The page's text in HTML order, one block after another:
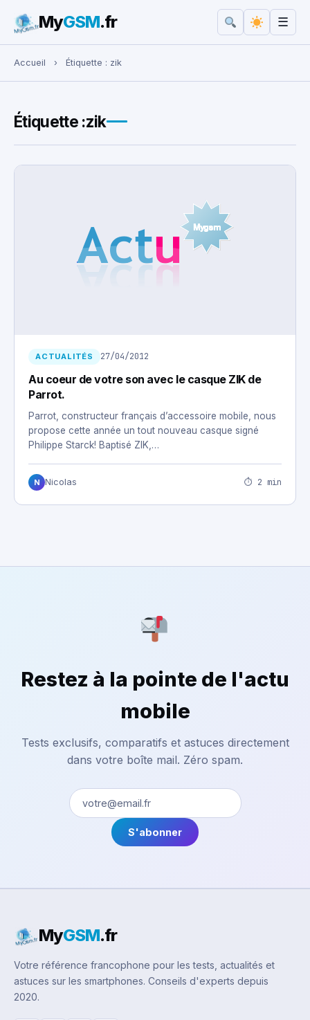
Rechercher :
MyGSM.fr ☰
Accueil › Étiquette : zik
Étiquette :zik
ACTUALITÉS 27/04/2012
Au coeur de votre son avec le casque ZIK de
Parrot.
Parrot, constructeur français d’accessoire mobile, nous
propose cette année un tout nouveau casque signé
Philippe Starck! Baptisé ZIK,…
N Nicolas ⏱ 2 min
Restez à la pointe de l'actu
mobile
Tests exclusifs, comparatifs et astuces directement
dans votre boîte mail. Zéro spam.
S'abonner
MyGSM.fr
Votre référence francophone pour les tests, actualités et
astuces sur les smartphones. Conseils d'experts depuis
2020.